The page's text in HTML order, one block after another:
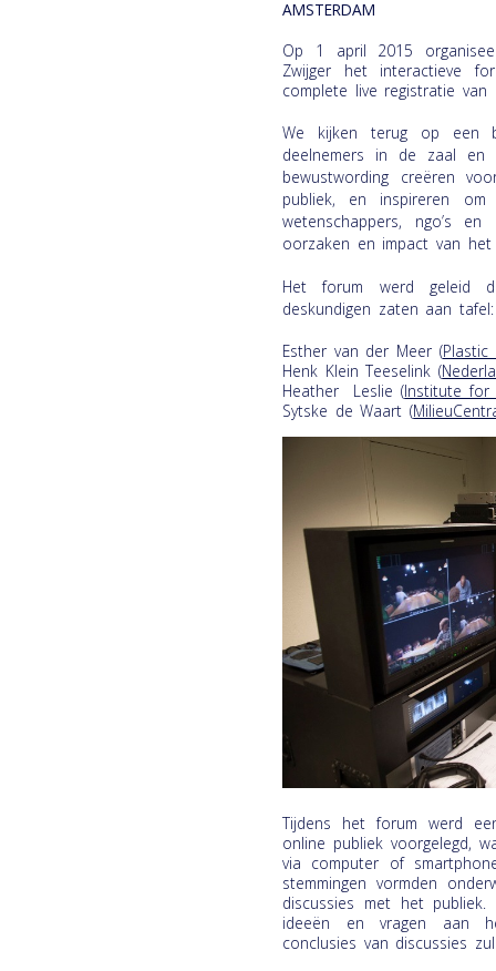
AMSTERDAM
Op 1 april 2015
Zwijger het interactieve
complete live registratie van
We kijken terug op een
deelnemers in de zaal
bewustwording creëren
publiek, en inspireren om
wetenschappers, ngo’s
oorzaken en impact van het
Het forum werd geleid
deskundigen zaten aan tafel:
Esther van der Meer (Plastic
Henk Klein Teeselink (
Heather Leslie (Institute for
Sytske de Waart (
Tijdens het forum werd
online publiek voorgelegd,
via computer of
stemmingen vormden
discussies met het
ideeën en vragen aan
conclusies van discussies